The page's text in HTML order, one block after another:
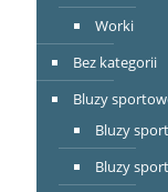
Worki
Bez kategorii
Bluzy
Bluzy
Bluzy